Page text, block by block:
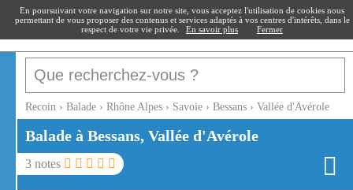
recoin.fr
Recoin › Balade › Rhône Alpes › Savoie › Bessans › Vallée d'Avérole
Balade à Bessans, Vallée d'Avérole
3 notes
En poursuivant votre navigation sur notre site, vous acceptez l'utilisation de cookies nous
permettant de vous proposer des contenus et services adaptés à vos centres d'intérêts, dans le
respect de votre vie privée.
En savoir plus Fermer